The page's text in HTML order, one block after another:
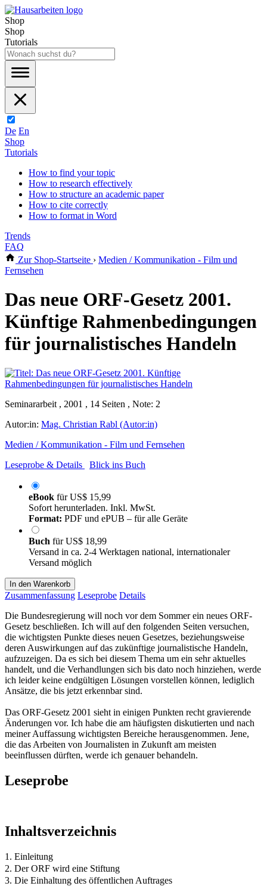
Shop
Shop
Tutorials
De En
Shop
Tutorials
How to find your topic
How to research effectively
How to structure an academic paper
How to cite correctly
How to format in Word
Trends
FAQ
Zur Shop-Startseite › Medien / Kommunikation - Film und
Fernsehen
Das neue ORF-Gesetz 2001.
Künftige Rahmenbedingungen
für journalistisches Handeln
Seminararbeit , 2001 , 14 Seiten , Note: 2
Autor:in: Mag. Christian Rabl (Autor:in)
Medien / Kommunikation - Film und Fernsehen
Leseprobe & Details
Blick ins Buch
eBook fürUS$ 15,99
Sofort herunterladen. Inkl. MwSt.
Format: PDF und ePUB – für alle Geräte
Buch fürUS$ 18,99
Versand in ca. 2-4 Werktagen national, internationaler
Versand möglich
In den Warenkorb
Zusammenfassung Leseprobe Details
Die Bundesregierung will noch vor dem Sommer ein neues ORF-
Gesetz beschließen. Ich will auf den folgenden Seiten versuchen,
die wichtigsten Punkte dieses neuen Gesetzes, beziehungsweise
deren Auswirkungen auf das zukünftige journalistische Handeln,
aufzuzeigen. Da es sich bei diesem Thema um ein sehr aktuelles
handelt, und die Verhandlungen sich bis dato noch hinziehen, werde
ich leider keine endgültigen Lösungen vorstellen können, lediglich
Ansätze, die bis jetzt erkennbar sind.
Das ORF-Gesetz 2001 sieht in einigen Punkten recht gravierende
Änderungen vor. Ich habe die am häufigsten diskutierten und nach
meiner Auffassung wichtigsten Bereiche herausgenommen. Jene,
die das Arbeiten von Journalisten in Zukunft am meisten
beeinflussen dürften, werde ich genauer behandeln.
Leseprobe
Inhaltsverzeichnis
1. Einleitung
2. Der ORF wird eine Stiftung
3. Die Einhaltung des öffentlichen Auftrages